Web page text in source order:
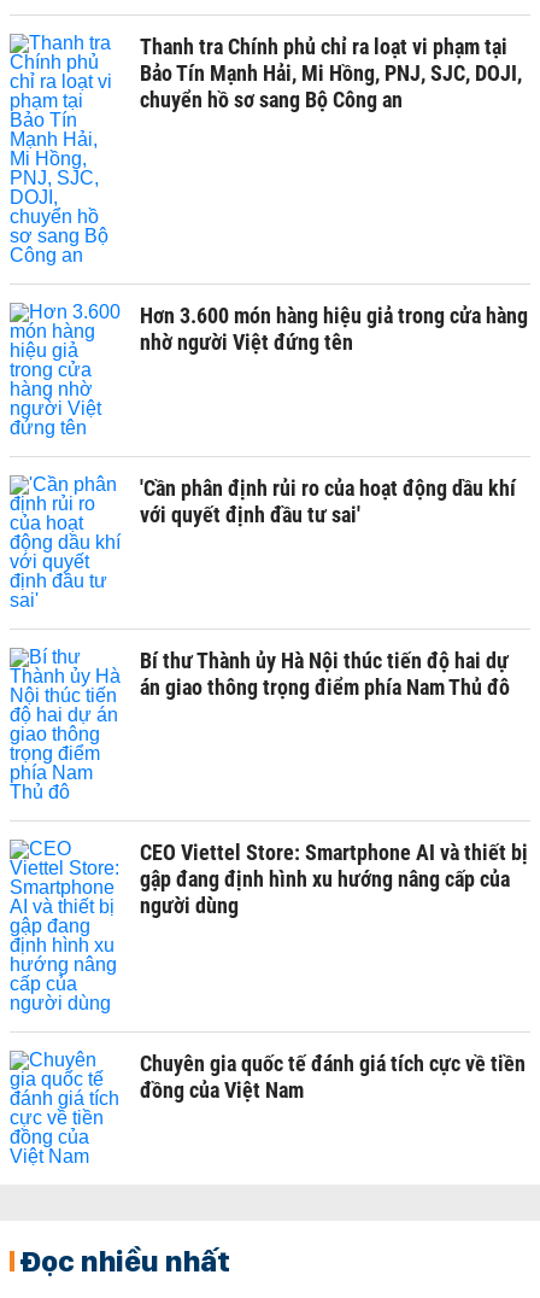
Thanh tra Chính phủ chỉ ra loạt vi phạm tại
Bảo Tín Mạnh Hải, Mi Hồng, PNJ, SJC, DOJI,
chuyển hồ sơ sang Bộ Công an
Hơn 3.600 món hàng hiệu giả trong cửa hàng
nhờ người Việt đứng tên
'Cần phân định rủi ro của hoạt động dầu khí
với quyết định đầu tư sai'
Bí thư Thành ủy Hà Nội thúc tiến độ hai dự
án giao thông trọng điểm phía Nam Thủ đô
CEO Viettel Store: Smartphone AI và thiết bị
gập đang định hình xu hướng nâng cấp của
người dùng
Chuyên gia quốc tế đánh giá tích cực về tiền
đồng của Việt Nam
Đọc nhiều nhất